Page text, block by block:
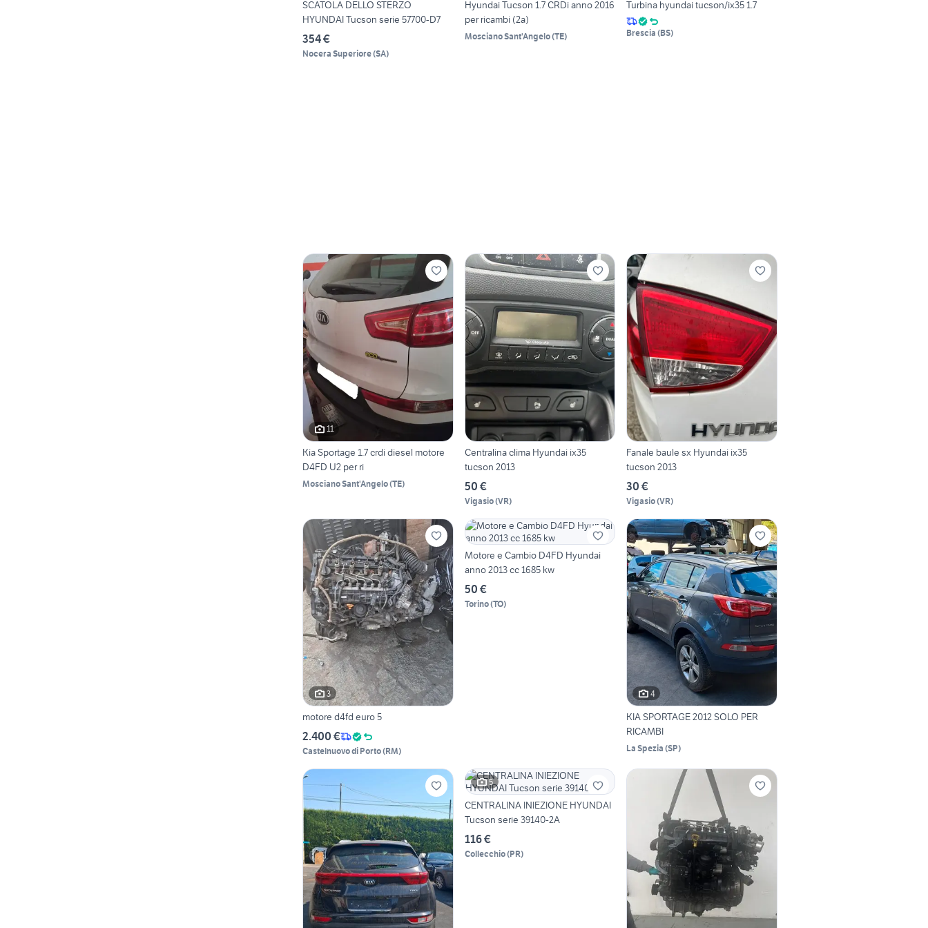
SCATOLA DELLO STERZO
HYUNDAI Tucson serie 57700-D7
354 €
Nocera Superiore(SA)
Hyundai Tucson 1.7 CRDi anno 2016
per ricambi (2a)
Mosciano Sant'Angelo(TE)
Turbina hyundai tucson/ix35 1.7
Brescia (BS)
11
Kia Sportage 1.7 crdi diesel motore
D4FD U2 per ri
Mosciano Sant'Angelo(TE)
Centralina clima Hyundai ix35
tucson 2013
50 €
Vigasio(VR)
Fanale baule sx Hyundai ix35
tucson 2013
30 €
Vigasio(VR)
3
motore d4fd euro 5
2.400 €
Castelnuovo di Porto(RM)
Motore e Cambio D4FD Hyundai
anno 2013 cc 1685 kw
50 €
Torino(TO)
4
KIA SPORTAGE 2012 SOLO PER
RICAMBI
La Spezia (SP)
5
CENTRALINA INIEZIONE HYUNDAI
Tucson serie 39140-2A
116 €
Collecchio(PR)